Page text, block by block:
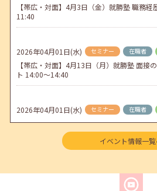
地方拠点臨時閉所のお知らせ
【帯広・対面】4月3日（金）就勝塾 職務
11:40
2026年04月01日(水) セミナー 在職者
【帯広・対面】4月13日（月）就勝塾 面接
ト 14:00～14:40
2026年04月01日(水) セミナー 在職者
【オンライン】4月16日（木）ビジネスコ
相 14:00～14:30
【オンライン】4月21日（火）新しいしご
イベント情報一